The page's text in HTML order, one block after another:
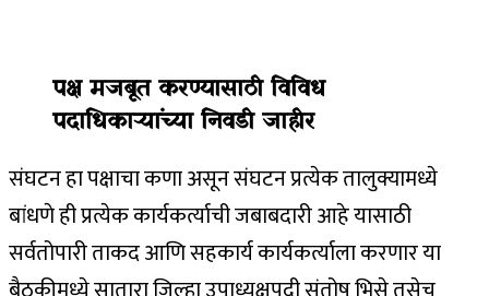
पक्ष मजबूत करण्यासाठी विविध
पदाधिकाऱ्यांच्या निवडी जाहीर
संघटन हा पक्षाचा कणा असून संघटन प्रत्येक तालुक्यामध्ये
बांधणे ही प्रत्येक कार्यकर्त्याची जबाबदारी आहे यासाठी
सर्वतोपारी ताकद आणि सहकार्य कार्यकर्त्याला करणार या